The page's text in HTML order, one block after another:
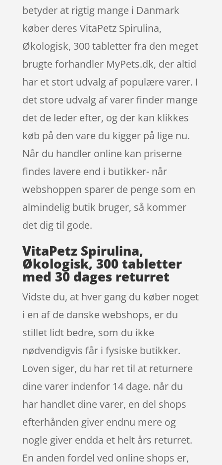
betyder at rigtig mange i Danmark
køber deres VitaPetz Spirulina,
Økologisk, 300 tabletter fra den meget
brugte forhandler MyPets.dk, der altid
har et stort udvalg af populære varer. I
det store udvalg af varer finder mange
det de leder efter, og der kan klikkes
køb på den vare du kigger på lige nu.
Når du handler online kan priserne
findes lavere end i butikker- når
webshoppen sparer de penge som en
almindelig butik bruger, så kommer
det dig til gode.
VitaPetz Spirulina,
Økologisk, 300 tabletter
med 30 dages returret
Vidste du, at hver gang du køber noget
i en af de danske webshops, er du
stillet lidt bedre, som du ikke
nødvendigvis får i fysiske butikker.
Loven siger, du har ret til at returnere
dine varer indenfor 14 dage. når du
har handlet dine varer, en del shops
efterhånden giver endnu mere og
nogle giver endda et helt års returret.
En anden fordel ved online shops er,